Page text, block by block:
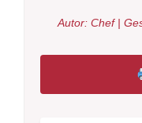
Autor: Chef|